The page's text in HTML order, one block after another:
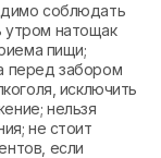
соблюдать
утром натощак
пищи;
перед забором
исключить
нельзя
не стоит
если